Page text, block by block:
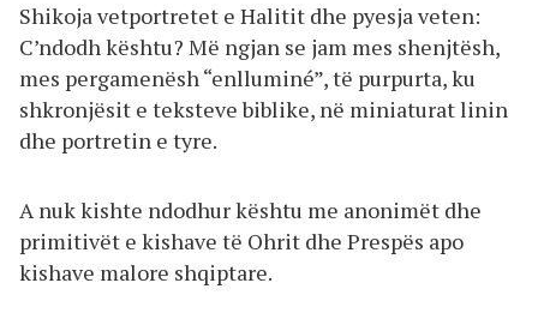
Shikoja vetportretet e Halitit dhe pyesja veten:
C’ndodh kështu? Më ngjan se jam mes shenjtësh,
mes pergamenësh “enlluminé”, të purpurta, ku
shkronjësit e teksteve biblike, në miniaturat linin
dhe portretin e tyre.
A nuk kishte ndodhur kështu me anonimët dhe
primitivët e kishave të Ohrit dhe Prespës apo
kishave malore shqiptare.